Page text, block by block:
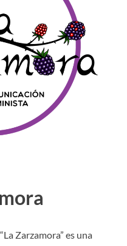
Zarzamora” es una